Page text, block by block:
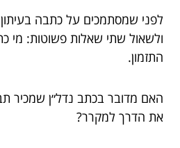
לפני שמסתמכים על כתבה
ולשאול שתי שאלות פשוטות: מי
התזמון.
האם מדובר בכתב נדל״ן שמכיר
את הדרך למקרר?